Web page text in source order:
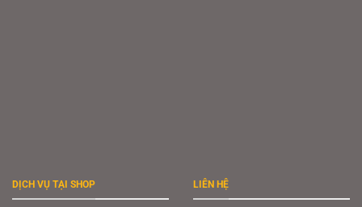
DỊCH VỤ TẠI SHOP LIÊN HỆ